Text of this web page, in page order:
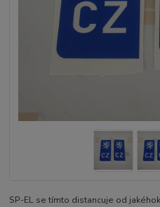
SP-EL se tímto distancuje od